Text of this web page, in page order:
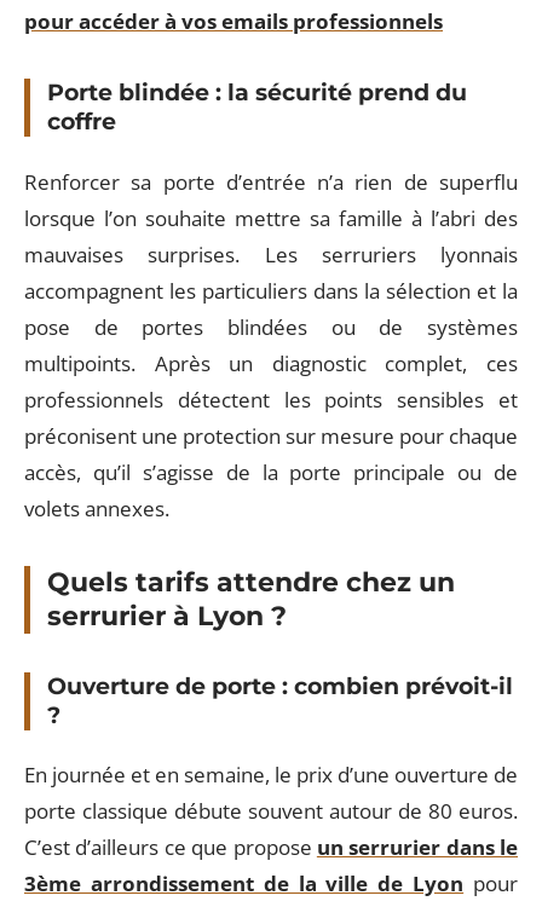
pour accéder à vos emails professionnels
Porte blindée : la sécurité prend du
coffre
Renforcer sa porte d’entrée n’a rien de superflu
lorsque l’on souhaite mettre sa famille à l’abri des
mauvaises surprises. Les serruriers lyonnais
accompagnent les particuliers dans la sélection et la
pose de portes blindées ou de systèmes
multipoints. Après un diagnostic complet, ces
professionnels détectent les points sensibles et
préconisent une protection sur mesure pour chaque
accès, qu’il s’agisse de la porte principale ou de
volets annexes.
Quels tarifs attendre chez un
serrurier à Lyon ?
Ouverture de porte : combien prévoit-il
?
En journée et en semaine, le prix d’une ouverture de
porte classique débute souvent autour de 80 euros.
C’est d’ailleurs ce que propose un serrurier dans le
3ème arrondissement de la ville de Lyon pour